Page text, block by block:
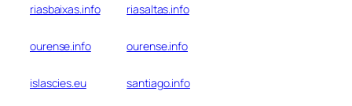
riasbaixas.info riasaltas.info
ourense.info ourense.info
islascies.eu santiago.info